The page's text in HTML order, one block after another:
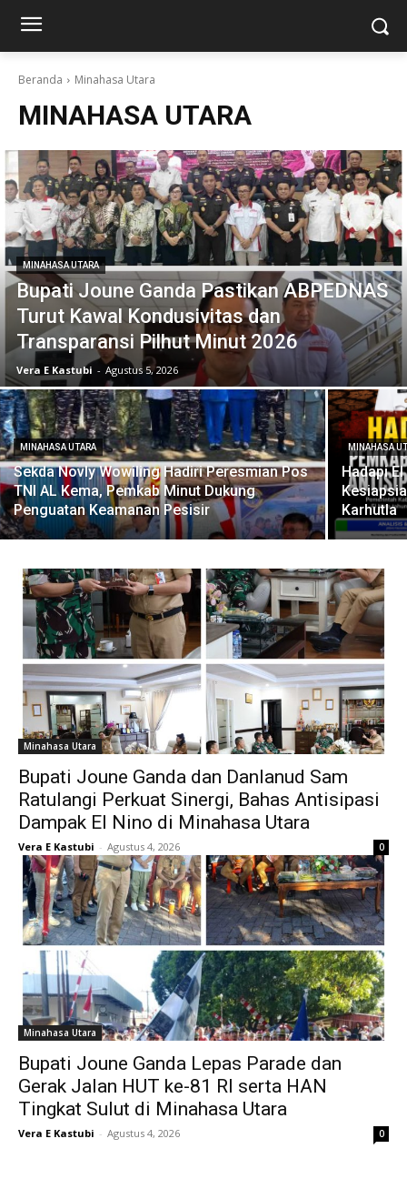
Beranda Minahasa Utara
MINAHASA UTARA
MINAHASA UTARA
Bupati Joune Ganda Pastikan ABPEDNAS
Turut Kawal Kondusivitas dan
Transparansi Pilhut Minut 2026
Vera E Kastubi - Agustus 5, 2026
MINAHASA UTARA
Sekda Novly Wowiling Hadiri Peresmian Pos
TNI AL Kema, Pemkab Minut Dukung
Penguatan Keamanan Pesisir
MINAHASA
Hadapi
Karhutla
Minahasa Utara
Bupati Joune Ganda dan Danlanud Sam
Ratulangi Perkuat Sinergi, Bahas Antisipasi
Dampak El Nino di Minahasa Utara
Vera E Kastubi - Agustus 4, 2026 0
Minahasa Utara
Bupati Joune Ganda Lepas Parade dan
Gerak Jalan HUT ke-81 RI serta HAN
Tingkat Sulut di Minahasa Utara
Vera E Kastubi - Agustus 4, 2026 0